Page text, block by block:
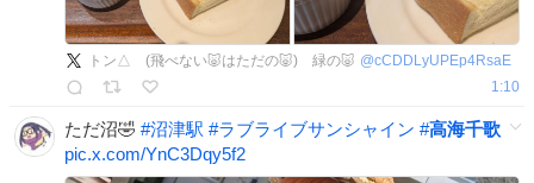
トン△ (飛べない🐷はただの🐷) 緑の🐷 @cCDDLyUPEp4RsaE
1:10
ただ沼🤣 #沼津駅 #ラブライブサンシャイン #高海千歌
pic.x.com/YnC3Dqy5f2